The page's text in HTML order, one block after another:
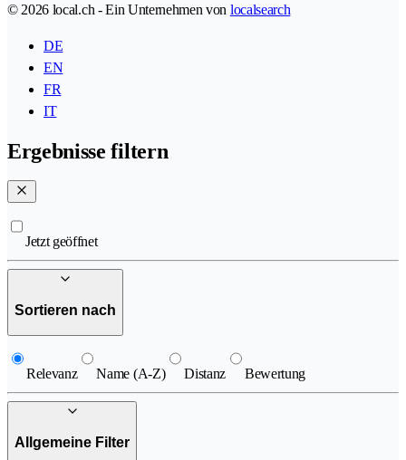
© 2026 local.ch - Ein Unternehmen von localsearch
DE
EN
FR
IT
Ergebnisse filtern
Jetzt geöffnet
Sortieren nach
Relevanz Name (A-Z) Distanz Bewertung
Allgemeine Filter